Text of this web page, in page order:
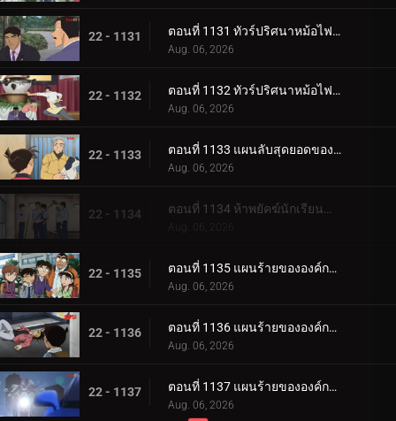
22 - 1131 ตอนที่ 1131 ทัวร์ปริศนาหม้อไฟเท็ตจิริ (ภาคท่าเรือโมจิ-โคคุระ)
Aug. 06, 2026
22 - 1132 ตอนที่ 1132 ทัวร์ปริศนาหม้อไฟเท็ตจิริ (ภาคชิโมโนเซกิ)
Aug. 06, 2026
22 - 1133 ตอนที่ 1133 แผนลับสุดยอดของประธานผู้มีเสน่ห์
Aug. 06, 2026
22 - 1134 ตอนที่ 1134 ห้าพยัคฆ์นักเรียนตำรวจ Wild Police Story CASE.ฟุรุยะ เรย์
Aug. 06, 2026
22 - 1135 ตอนที่ 1135 แผนร้ายขององค์กรชุดดำ (ภาค ล่า)
Aug. 06, 2026
22 - 1136 ตอนที่ 1136 แผนร้ายขององค์กรชุดดำ (ภาค ขึ้นฝั่ง)
Aug. 06, 2026
22 - 1137 ตอนที่ 1137 แผนร้ายขององค์กรชุดดำ (ภาค ตัวจริง)
Aug. 06, 2026